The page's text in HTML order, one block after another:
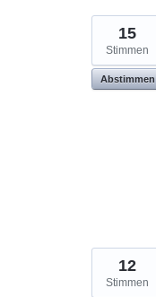
15
Stimmen
Abstimmen
12
Stimmen